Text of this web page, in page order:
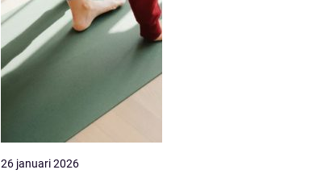
26 januari 2026